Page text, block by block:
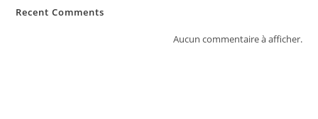
Recent Comments
Aucun commentaire à afficher.